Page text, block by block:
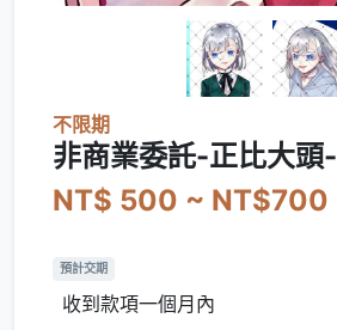
不限期
非商業委託-正比大頭-
NT$ 500 ~ NT$700
預計交期
收到款項一個月內